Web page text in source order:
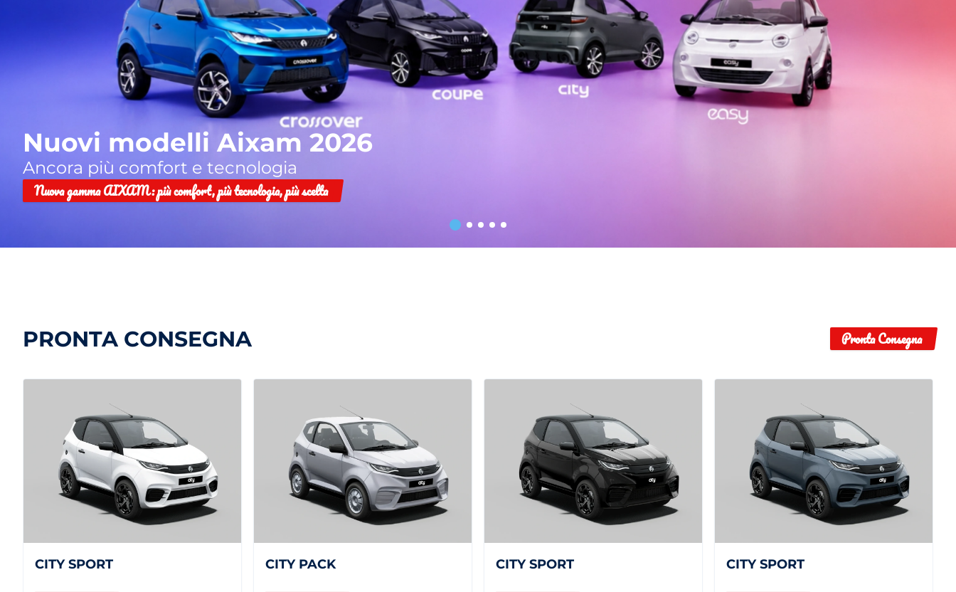
Nuovi modelli Aixam 2026
Ancora più comfort e tecnologia
Nuova gamma AIXAM: più comfort, più tecnologia, più scelta
PRONTA CONSEGNA Pronta Consegna
CITY SPORT CITY PACK CITY SPORT CITY SPORT